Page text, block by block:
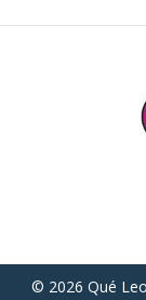
© 2026 Qué